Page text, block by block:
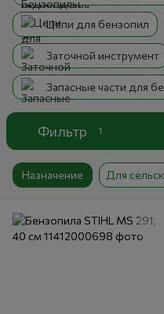
Цепи для бензопил
Заточной инструмент
Запасные части для
Фильтр 1
Назначение Для